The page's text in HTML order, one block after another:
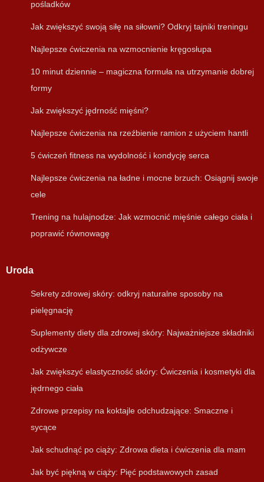
pośladków
Jak zwiększyć swoją siłę na siłowni? Odkryj tajniki treningu
Najlepsze ćwiczenia na wzmocnienie kręgosłupa
10 minut dziennie – magiczna formuła na utrzymanie dobrej
formy
Jak zwiększyć jędrność mięśni?
Najlepsze ćwiczenia na rzeźbienie ramion z użyciem hantli
5 ćwiczeń fitness na wydolność i kondycję serca
Najlepsze ćwiczenia na ładne i mocne brzuch: Osiągnij swoje
cele
Trening na hulajnodze: Jak wzmocnić mięśnie całego ciała i
poprawić równowagę
Uroda
Sekrety zdrowej skóry: odkryj naturalne sposoby na
pielęgnację
Suplementy diety dla zdrowej skóry: Najważniejsze składniki
odżywcze
Jak zwiększyć elastyczność skóry: Ćwiczenia i kosmetyki dla
jędrnego ciała
Zdrowe przepisy na koktajle odchudzające: Smaczne i
sycące
Jak schudnąć po ciąży: Zdrowa dieta i ćwiczenia dla mam
Jak być piękną w ciąży: Pięć podstawowych zasad